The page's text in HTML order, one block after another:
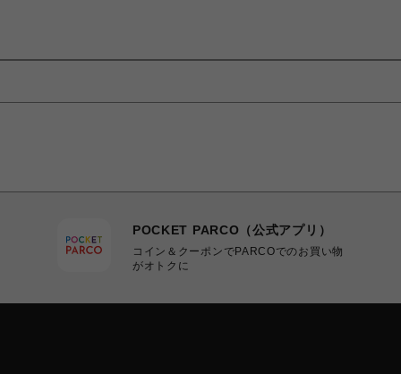
POCKET PARCO（公式アプリ）
コイン＆クーポンでPARCOでのお買い物
がオトクに